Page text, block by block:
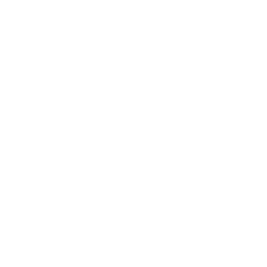
de antemano. No avanza. Domina el espacio. Las
De una claridad cortante. Y, sin embargo...